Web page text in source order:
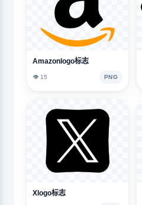
Amazonlogo标志
👁️ 15 PNG
Xlogo标志